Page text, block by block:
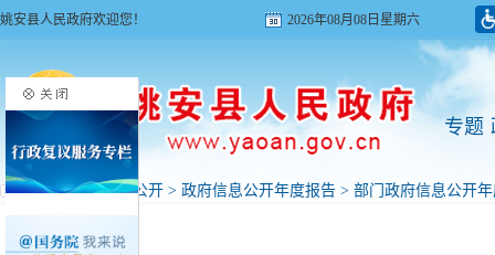
姚安县人民政府欢迎您！ 2026年08月08日星期六
专题
首页>政府信息公开 > 政府信息公开年度报告 > 部门政府信息公开